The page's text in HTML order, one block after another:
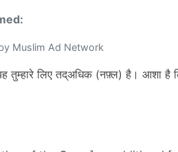
Muslim Ad Network
लिए तद्अधिक (नफ़्ल) है। आशा है कि